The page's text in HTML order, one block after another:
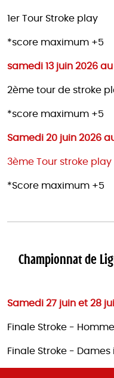
1er Tour Stroke play
*score maximum +5
samedi 13 juin 2026
2ème tour de stroke
*score maximum +5
Samedi 20 juin 2026
3ème Tour stroke play
*Score maximum +5
Championnat de
Samedi 27 juin et 28
Finale Stroke -
Finale Stroke - Dames